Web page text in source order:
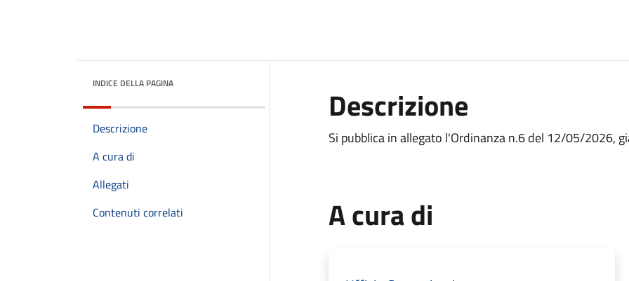
INDICE DELLA PAGINA
Descrizione
A cura di
Allegati
Contenuti correlati
Descrizione
Si pubblica in allegato l'Ordinanza n.6 del 12/05/2026,
A cura di